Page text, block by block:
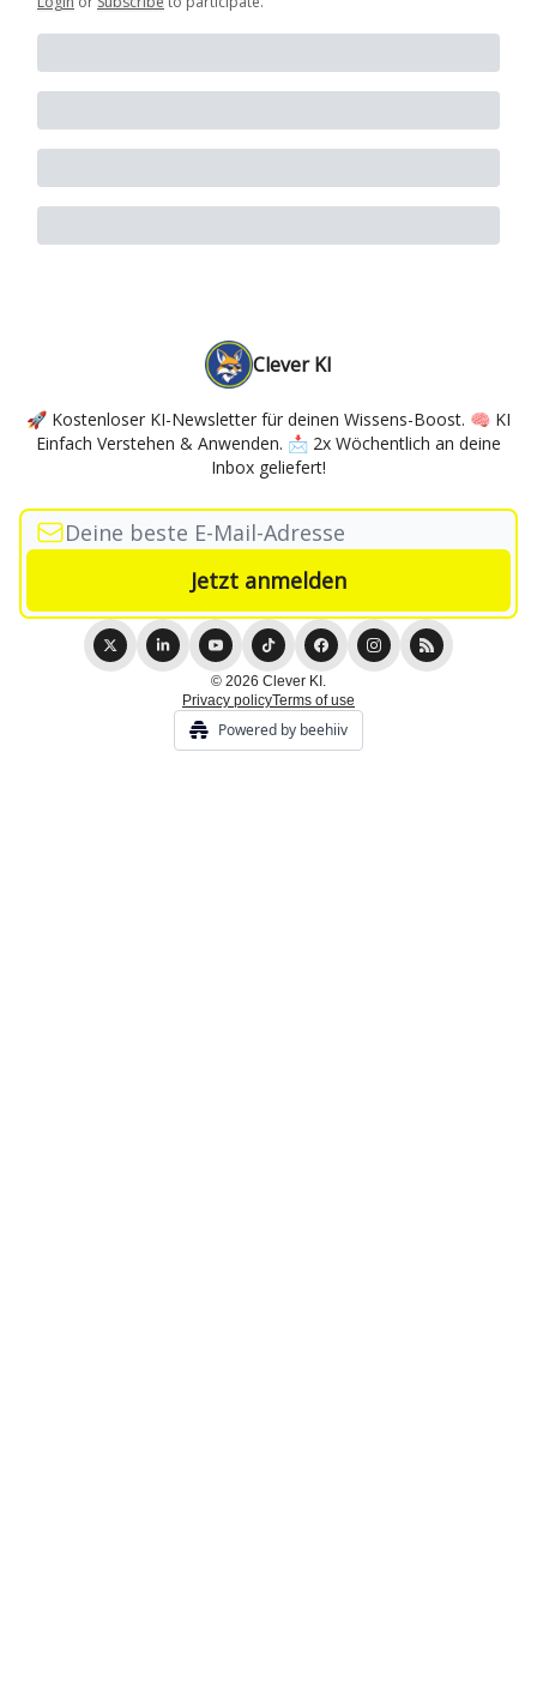
Clever KI
🚀 Kostenloser KI-Newsletter für deinen Wissens-Boost. 🧠 KI
Einfach Verstehen & Anwenden. 📩 2x Wöchentlich an deine
Inbox geliefert!
© 2026 Clever KI.
Privacy policyTerms of use
Powered by beehiiv